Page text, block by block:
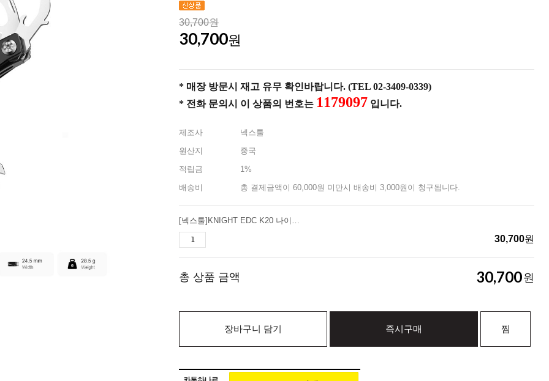
30,700원
30,700원
* 매장 방문시 재고 유무 확인바랍니다. (TEL 02-3409-0339)
* 전화 문의시 이 상품의 번호는 1179097 입니다.
제조사
넥스툴
원산지
중국
적립금
1%
배송비
총 결제금액이 60,000원 미만시 배송비 3,000원이 청구됩니다.
[넥스툴]KNIGHT EDC K20 나이트 EDC [AS 가능]
30,700원
총 상품 금액 30,700원
장바구니 담기 즉시구매 찜